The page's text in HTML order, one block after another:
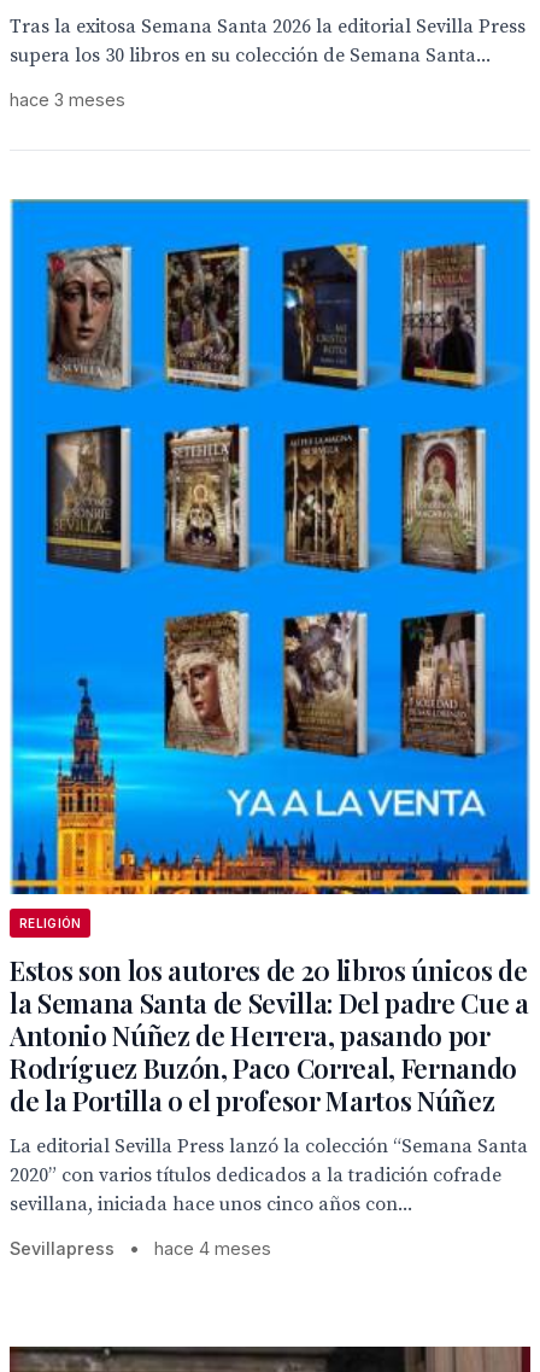
Tras la exitosa Semana Santa 2026 la editorial Sevilla Press
supera los 30 libros en su colección de Semana Santa...
hace 3 meses
RELIGIÓN
Estos son los autores de 20 libros únicos de
la Semana Santa de Sevilla: Del padre Cue a
Antonio Núñez de Herrera, pasando por
Rodríguez Buzón, Paco Correal, Fernando
de la Portilla o el profesor Martos Núñez
La editorial Sevilla Press lanzó la colección “Semana Santa
2020” con varios títulos dedicados a la tradición cofrade
sevillana, iniciada hace unos cinco años con...
Sevillapress • hace 4 meses